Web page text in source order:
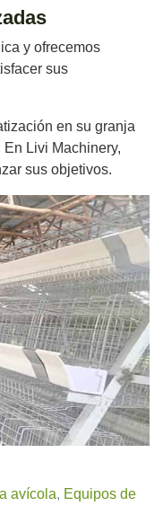
y ofrecemos
sus
en su granja
Livi Machinery,
sus objetivos.
avícola, Equipos de